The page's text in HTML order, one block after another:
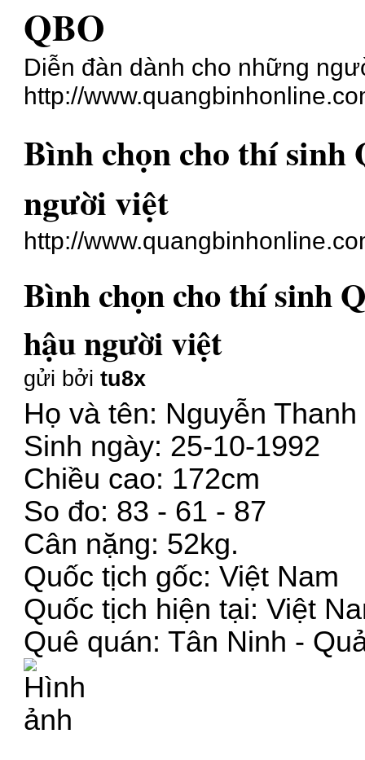
QBO
Diễn đàn dành cho những
http://
Bình chọn cho thí sinh
người việt
http://
Bình chọn cho thí sinh
hậu người việt
gửi bởitu8x
Họ và tên: Nguyễn
Sinh ngày: 25-10-1992
Chiều cao: 172cm
So đo: 83 - 61 - 87
Cân nặng: 52kg.
Quốc tịch gốc: Việt Nam
Quốc tịch hiện tại: Việt
Quê quán: Tân Ninh -